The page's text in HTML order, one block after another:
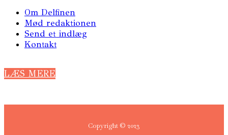
Om Delfinen
Mød redaktionen
Send et indlæg
Kontakt
LÆS MERE
Copyright © 2023